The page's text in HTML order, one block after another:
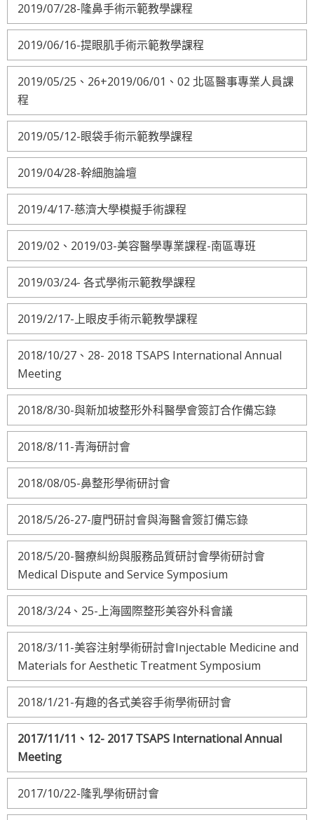
2019/07/28-隆鼻手術示範教學課程
2019/06/16-提眼肌手術示範教學課程
2019/05/25、26+2019/06/01、02 北區醫事專業人員課
程
2019/05/12-眼袋手術示範教學課程
2019/04/28-幹細胞論壇
2019/4/17-慈濟大學模擬手術課程
2019/02、2019/03-美容醫學專業課程-南區專班
2019/03/24- 各式學術示範教學課程
2019/2/17-上眼皮手術示範教學課程
2018/10/27、28- 2018 TSAPS International Annual
Meeting
2018/8/30-與新加坡整形外科醫學會簽訂合作備忘錄
2018/8/11-青海研討會
2018/08/05-鼻整形學術研討會
2018/5/26-27-廈門研討會與海醫會簽訂備忘錄
2018/5/20-醫療糾紛與服務品質研討會學術研討會
Medical Dispute and Service Symposium
2018/3/24、25-上海國際整形美容外科會議
2018/3/11-美容注射學術研討會Injectable Medicine and
Materials for Aesthetic Treatment Symposium
2018/1/21-有趣的各式美容手術學術研討會
2017/11/11、12- 2017 TSAPS International Annual
Meeting
2017/10/22-隆乳學術研討會